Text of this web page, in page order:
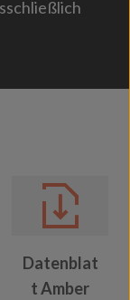
Datenblat
t Amber